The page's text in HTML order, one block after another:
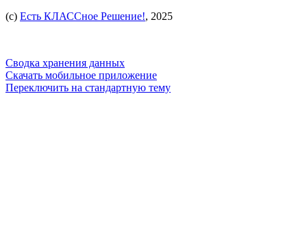
(c) Есть КЛАССное Решение!, 2025
Сводка хранения данных
Скачать мобильное приложение
Переключить на стандартную тему